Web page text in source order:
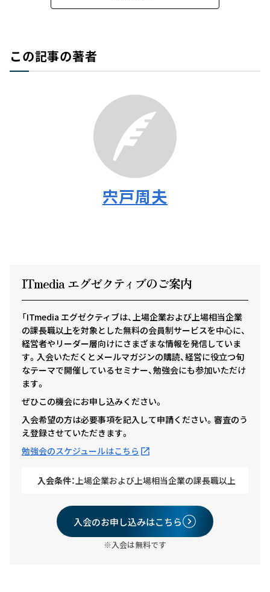
この記事の著者
宍戸周夫
ITmedia エグゼクティ ブのご案内
「ITmedia エグゼクティブは、上場企業および上場相当企業
の課長職以上を対象とした無料の会員制サービスを中心に、
経営者やリーダー層向けにさまざまな情報を発信していま
す。入会いただくとメールマガジンの購読、経営に役立つ旬
なテーマで開催しているセミナー、勉強会にも参加いただけ
ます。
ぜひこの機会にお申し込みください。
入会希望の方は必要事項を記入して申請ください。審査のう
え登録させていただきます。
勉強会のスケジュールはこちら
入会条件：上場企業および上場相当企業の課長職以上
入会のお申し込みはこちら
※入会は無料です